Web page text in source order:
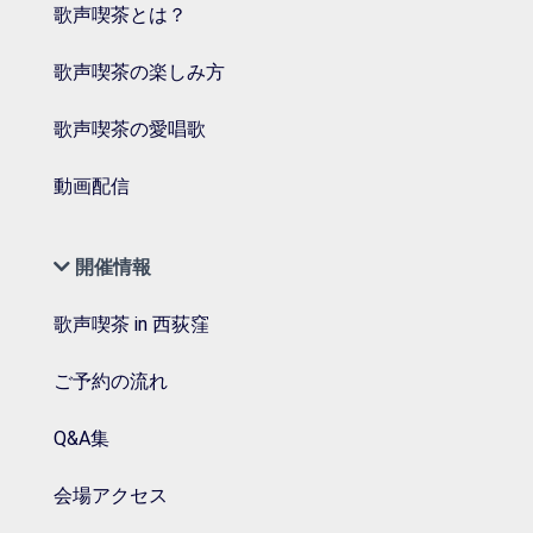
歌声喫茶とは？
歌声喫茶の楽しみ方
歌声喫茶の愛唱歌
動画配信
開催情報
歌声喫茶 in 西荻窪
ご予約の流れ
Q&A集
会場アクセス